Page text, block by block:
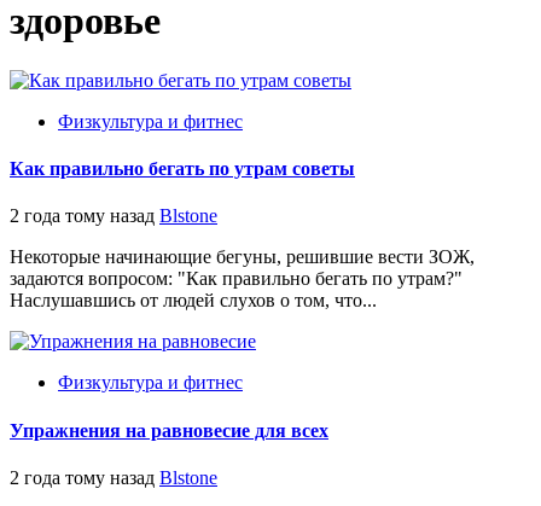
здоровье
Физкультура и фитнес
Как правильно бегать по утрам советы
2 года тому назад Blstone
Некоторые начинающие бегуны, решившие вести ЗОЖ,
задаются вопросом: "Как правильно бегать по утрам?"
Наслушавшись от людей слухов о том, что...
Физкультура и фитнес
Упражнения на равновесие для всех
2 года тому назад Blstone